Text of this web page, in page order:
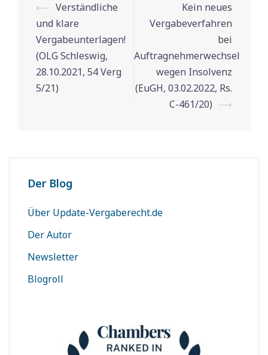
Beitrags-
Navigation
⟵ Verständliche
und klare
Vergabeunterlagen!
(OLG Schleswig,
28.10.2021, 54 Verg
5/21)
Kein neues
Vergabeverfahren
bei
Auftragnehmerwechsel
wegen Insolvenz
(EuGH, 03.02.2022, Rs.
C-461/20) ⟶
Der Blog
Über Update-Vergaberecht.de
Der Autor
Newsletter
Blogroll